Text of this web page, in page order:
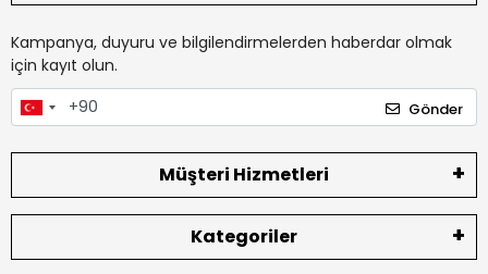
Kampanya, duyuru ve bilgilendirmelerden haberdar olmak
için kayıt olun.
Gönder
Müşteri Hizmetleri
Kategoriler